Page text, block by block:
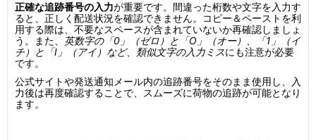
正確な追跡番号の入力が重要です。間違った桁数や文字を入力す
ると、正しく配送状況を確認できません。コピー＆ペーストを利
用する際は、不要なスペースが含まれていないか再確認しましょ
う。また、 英数字の「0」（ゼロ）と「O」（オー）、「1」（イ
チ）と「I」（アイ）など、類似文字の入力ミスにも注意が必要
です。
公式サイトや発送通知メール内の追跡番号をそのまま使用し、入
力後は再度確認することで、スムーズに荷物の追跡が可能となり
ます。